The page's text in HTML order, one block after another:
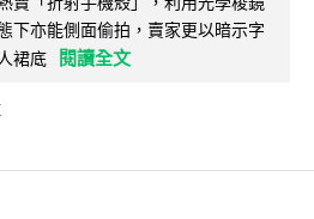
下亦能側面偷拍，賣家更以暗示字
裙底 閱讀全文